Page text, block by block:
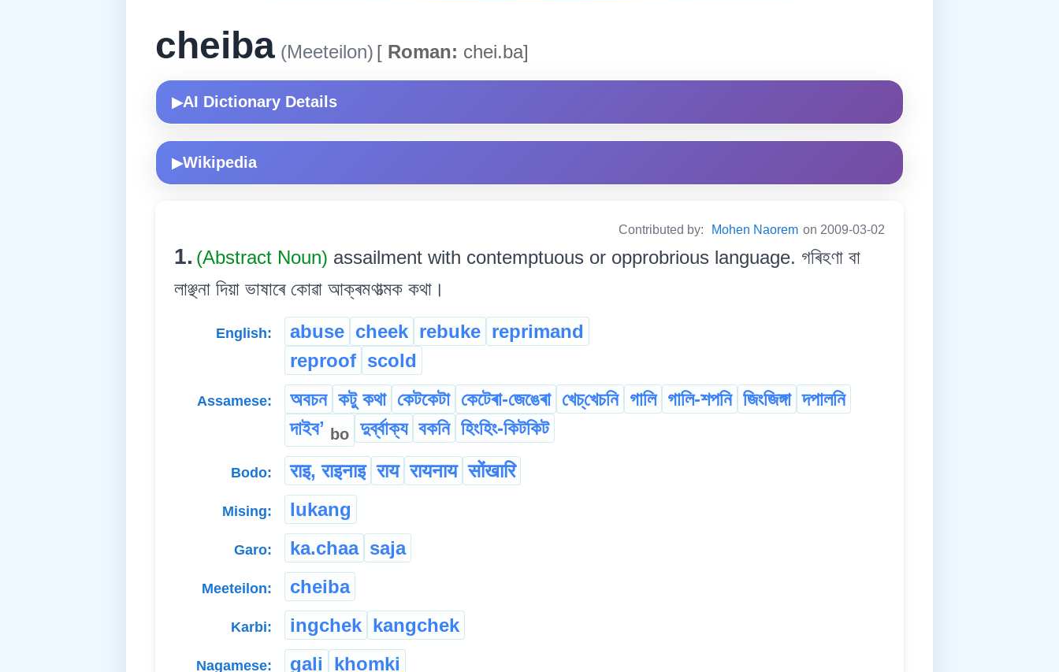
cheiba (Meeteilon) [ Roman: chei.ba]
▶AI Dictionary Details
▶Wikipedia
Contributed by: Mohen Naorem on 2009-03-02
1. (Abstract Noun) assailment with contemptuous or opprobrious language. গৰিহণা বা
লাঞ্ছনা দিয়া ভাষাৰে কোৱা আক্ৰমণাত্মক কথা।
English: abuse cheek rebuke reprimand
reproof scold
Assamese: অবচন কটু কথা কেটকেটা কেটেৰা-জেঙেৰা খেচ্‌খেচনি গালি গালি-শপনি জিংজিঙ্গা দপালনি
দাইব‍ʼ bo দুৰ্ব্বাক্য বকনি হিংহিং-কিটকিট
Bodo: राइ, राइनाइ राय रायनाय सोंखारि
Mising: lukang
Garo: ka.chaa saja
Meeteilon: cheiba
Karbi: ingchek kangchek
Nagamese: gali khomki